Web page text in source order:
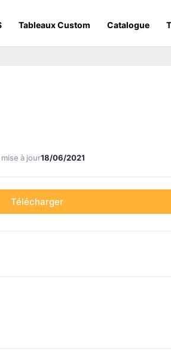
Tableaux Custom Catalogue
à jour18/06/2021
Télécharger